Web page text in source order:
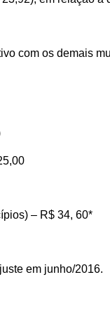
com os demais
– R$ 34, 60*
em junho/2016.